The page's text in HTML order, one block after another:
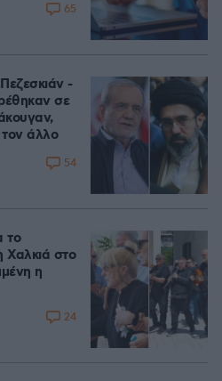
65
-
σε
άλλο
54
το
Χαλκιά στο
η
24